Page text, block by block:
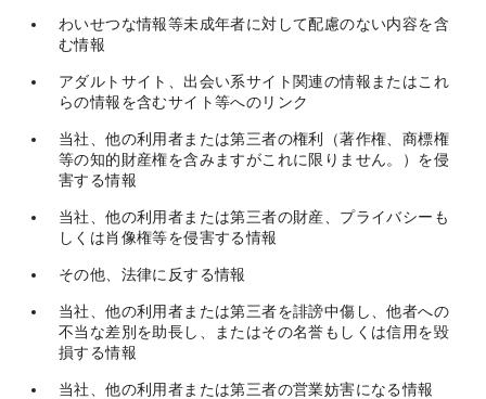
わいせつな情報等未成年者に対して配慮のない内容を含
む情報
アダルトサイト、出会い系サイト関連の情報またはこれ
らの情報を含むサイト等へのリンク
当社、他の利用者または第三者の権利（著作権、商標権
等の知的財産権を含みますがこれに限りません。）を侵
害する情報
当社、他の利用者または第三者の財産、プライバシーも
しくは肖像権等を侵害する情報
その他、法律に反する情報
当社、他の利用者または第三者を誹謗中傷し、他者への
不当な差別を助長し、またはその名誉もしくは信用を毀
損する情報
当社、他の利用者または第三者の営業妨害になる情報